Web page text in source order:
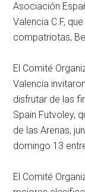
Asociación
Valencia C.F,
compatriotas,
El Comité
Valencia
disfrutar de las
Spain Futvoley,
de las Arenas,
domingo 13
El Comité